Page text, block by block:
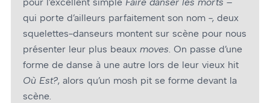
qui porte d’ailleurs parfaitement son nom -, deux
squelettes-danseurs montent sur scène pour nous
présenter leur plus beaux moves. On passe d’une
forme de danse à une autre lors de leur vieux hit
Où Est?, alors qu’un mosh pit se forme devant la
scène.